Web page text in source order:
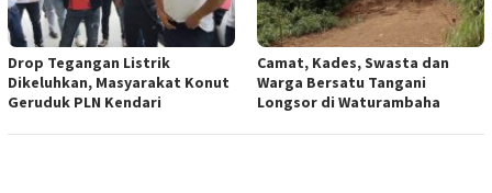
Drop Tegangan Listrik
Dikeluhkan, Masyarakat Konut
Geruduk PLN Kendari
Camat, Kades, Swasta dan
Warga Bersatu Tangani
Longsor di Waturambaha